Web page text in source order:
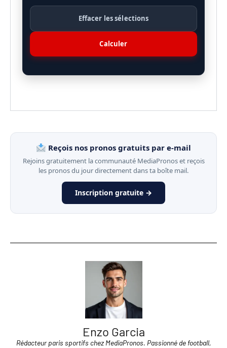
Effacer les sélections
Calculer
Reçois nos pronos gratuits par e-mail
Rejoins gratuitement la communauté MediaPronos et reçois
les pronos du jour directement dans ta boîte mail.
Inscription gratuite →
Enzo Garcia
Rédacteur paris sportifs chez MediaPronos. Passionné de football,